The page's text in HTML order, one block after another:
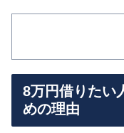
8万円借りたい
めの理由